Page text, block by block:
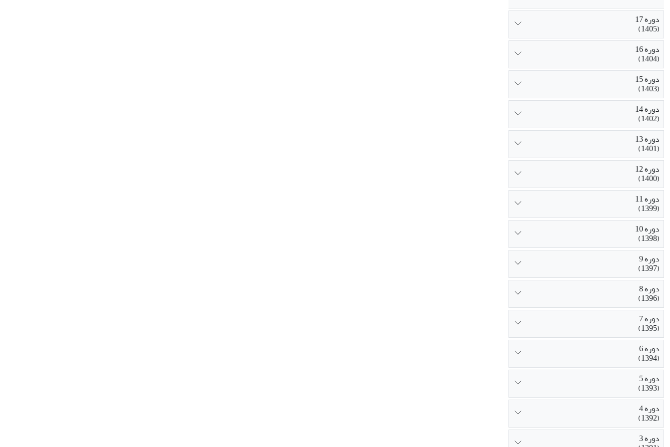
دوره 17
(1405)
دوره 16
(1404)
دوره 15
(1403)
دوره 14
(1402)
دوره 13
(1401)
دوره 12
(1400)
دوره 11
(1399)
دوره 10
(1398)
دوره 9
(1397)
دوره 8
(1396)
دوره 7
(1395)
دوره 6
(1394)
دوره 5
(1393)
دوره 4
(1392)
دوره 3